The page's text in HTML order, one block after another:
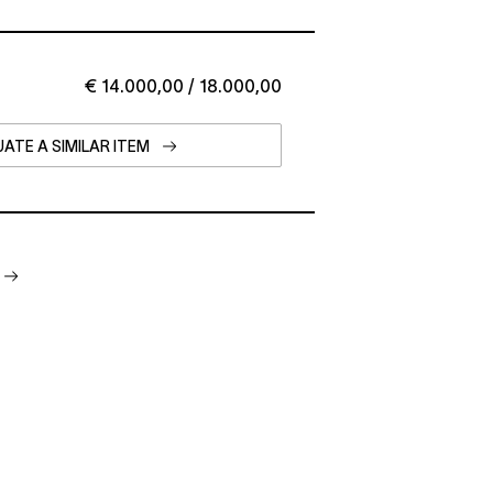
€ 14.000,00 / 18.000,00
A SIMILAR ITEM